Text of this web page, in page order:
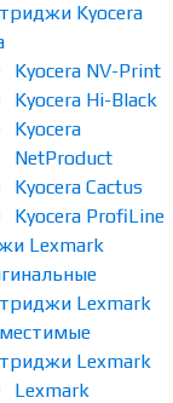
Kyocera
Kyocera NV-Print
Kyocera Hi-Black
Kyocera
NetProduct
Kyocera Cactus
Kyocera ProfiLine
Lexmark
Lexmark
Lexmark
Lexmark